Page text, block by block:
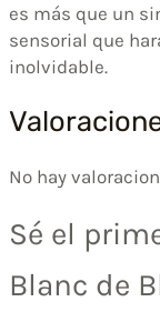
es más que un
sensorial que
inolvidable.
No hay
Sé el
Blanc de